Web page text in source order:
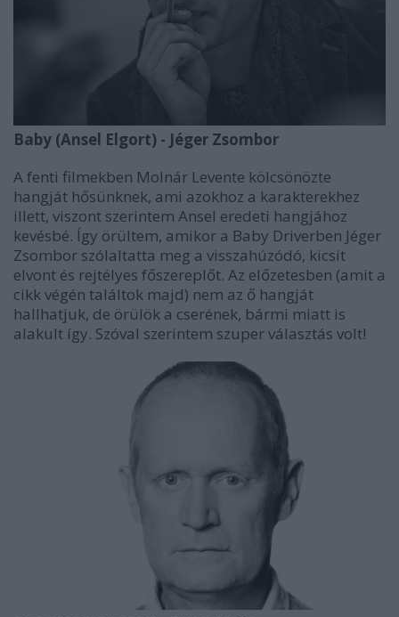
Baby (Ansel Elgort) - Jéger Zsombor
A fenti filmekben Molnár Levente kölcsönözte
hangját hősünknek, ami azokhoz a karakterekhez
illett, viszont szerintem Ansel eredeti hangjához
kevésbé. Így örültem, amikor a Baby Driverben Jéger
Zsombor szólaltatta meg a visszahúzódó, kicsit
elvont és rejtélyes főszereplőt. Az előzetesben (amit a
cikk végén találtok majd) nem az ő hangját
hallhatjuk, de örülök a cserének, bármi miatt is
alakult így. Szóval szerintem szuper választás volt!